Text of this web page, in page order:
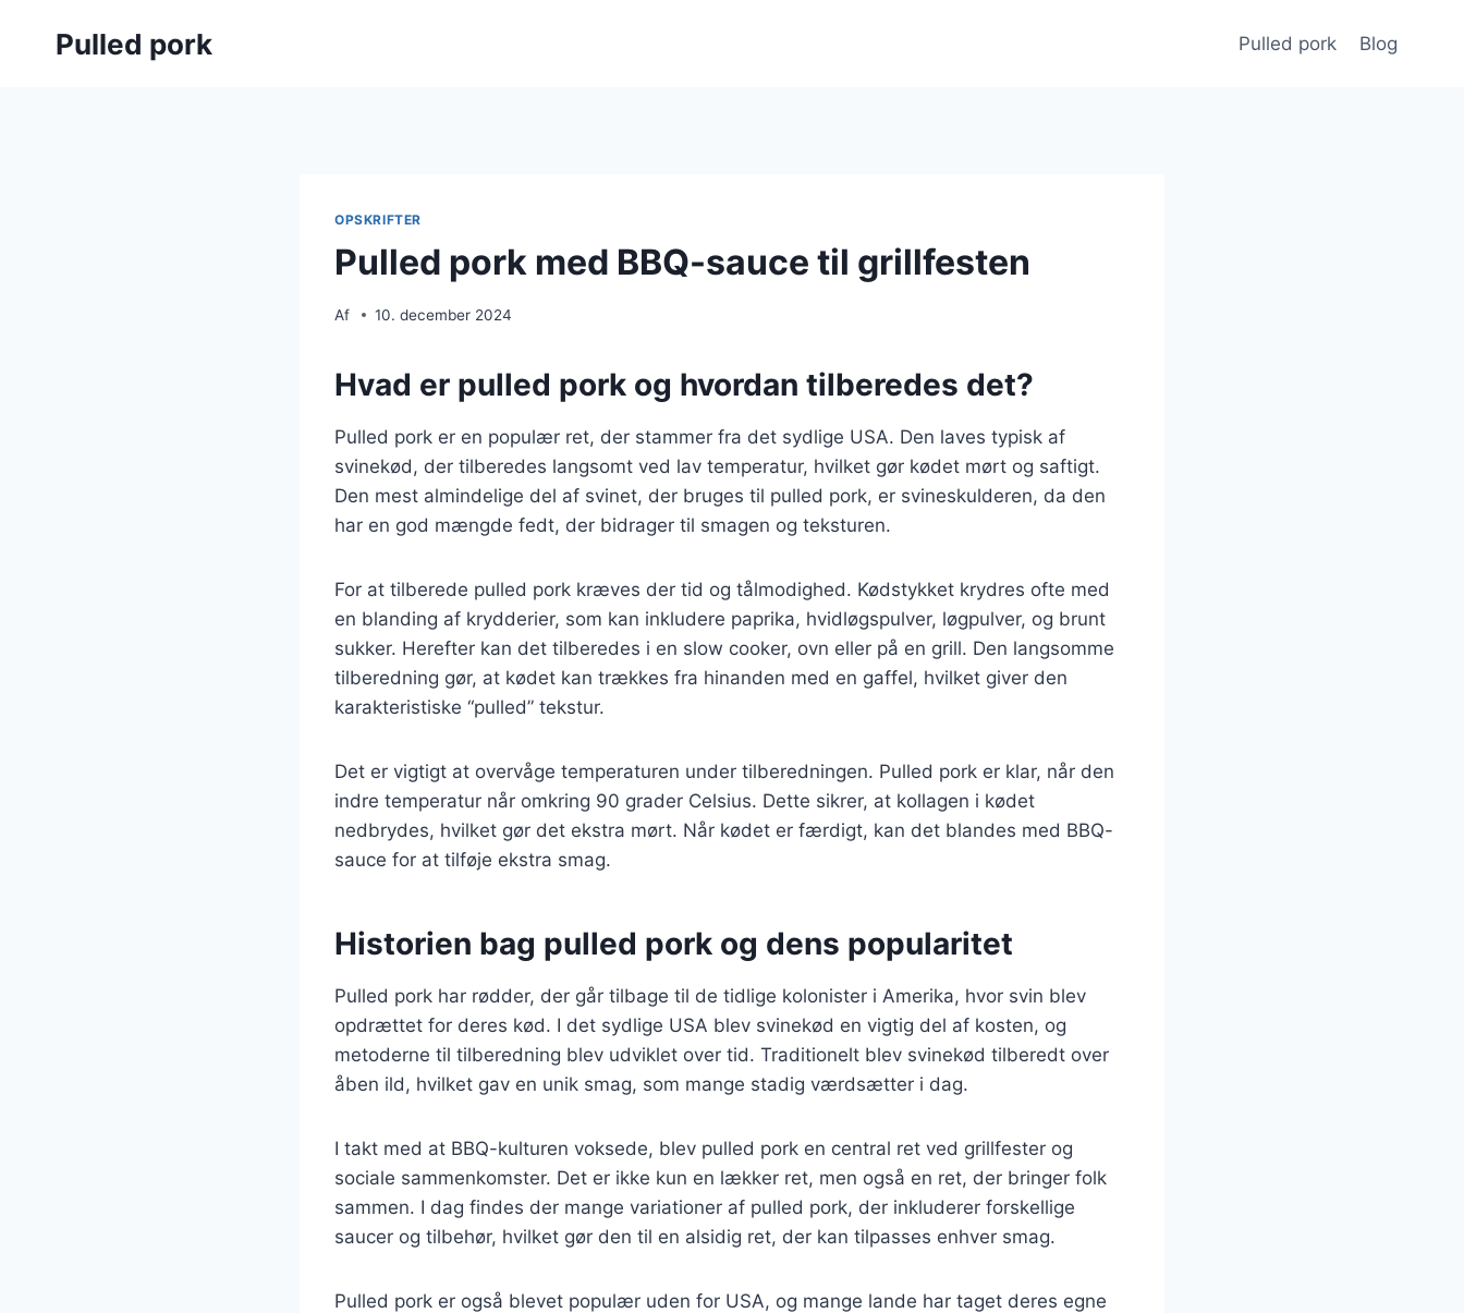
Pulled pork Pulled pork Blog
OPSKRIFTER
Pulled pork med BBQ-sauce til grillfesten
Af 10. december 2024
Hvad er pulled pork og hvordan tilberedes det?
Pulled pork er en populær ret, der stammer fra det sydlige USA. Den laves typisk af
svinekød, der tilberedes langsomt ved lav temperatur, hvilket gør kødet mørt og saftigt.
Den mest almindelige del af svinet, der bruges til pulled pork, er svineskulderen, da den
har en god mængde fedt, der bidrager til smagen og teksturen.
For at tilberede pulled pork kræves der tid og tålmodighed. Kødstykket krydres ofte med
en blanding af krydderier, som kan inkludere paprika, hvidløgspulver, løgpulver, og brunt
sukker. Herefter kan det tilberedes i en slow cooker, ovn eller på en grill. Den langsomme
tilberedning gør, at kødet kan trækkes fra hinanden med en gaffel, hvilket giver den
karakteristiske “pulled” tekstur.
Det er vigtigt at overvåge temperaturen under tilberedningen. Pulled pork er klar, når den
indre temperatur når omkring 90 grader Celsius. Dette sikrer, at kollagen i kødet
nedbrydes, hvilket gør det ekstra mørt. Når kødet er færdigt, kan det blandes med BBQ-
sauce for at tilføje ekstra smag.
Historien bag pulled pork og dens popularitet
Pulled pork har rødder, der går tilbage til de tidlige kolonister i Amerika, hvor svin blev
opdrættet for deres kød. I det sydlige USA blev svinekød en vigtig del af kosten, og
metoderne til tilberedning blev udviklet over tid. Traditionelt blev svinekød tilberedt over
åben ild, hvilket gav en unik smag, som mange stadig værdsætter i dag.
I takt med at BBQ-kulturen voksede, blev pulled pork en central ret ved grillfester og
sociale sammenkomster. Det er ikke kun en lækker ret, men også en ret, der bringer folk
sammen. I dag findes der mange variationer af pulled pork, der inkluderer forskellige
saucer og tilbehør, hvilket gør den til en alsidig ret, der kan tilpasses enhver smag.
Pulled pork er også blevet populær uden for USA, og mange lande har taget deres egne